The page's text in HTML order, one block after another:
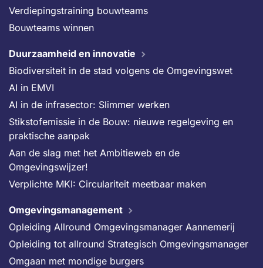
Verdiepingstraining bouwteams
Bouwteams winnen
Duurzaamheid en innovatie
Biodiversiteit in de stad volgens de Omgevingswet
AI in EMVI
AI in de infrasector: Slimmer werken
Stikstofemissie in de Bouw: nieuwe regelgeving en
praktische aanpak
Aan de slag met het Ambitieweb en de
Omgevingswijzer!
Verplichte MKI: Circulariteit meetbaar maken
Omgevingsmanagement
Opleiding Allround Omgevingsmanager Aannemerij
Opleiding tot allround Strategisch Omgevingsmanager
Omgaan met mondige burgers